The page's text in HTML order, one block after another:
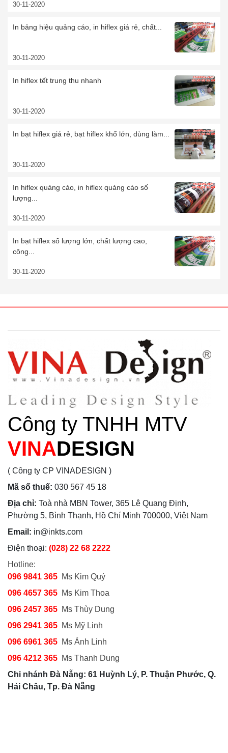
30-11-2020
In bảng hiệu quảng cáo, in hiflex giá rẻ, chất...
30-11-2020
In hiflex tết trung thu nhanh
30-11-2020
In bạt hiflex giá rẻ, bạt hiflex khổ lớn, dùng làm...
30-11-2020
In hiflex quảng cáo, in hiflex quảng cáo số
lượng...
30-11-2020
In bạt hiflex số lượng lớn, chất lượng cao,
công...
30-11-2020
Công ty TNHH MTV
VINADESIGN
( Công ty CP VINADESIGN )
Mã số thuế: 030 567 45 18
Địa chỉ: Toà nhà MBN Tower, 365 Lê Quang Định,
Phường 5, Bình Thạnh, Hồ Chí Minh 700000, Việt Nam
Email: in@inkts.com
Điện thoại: (028) 22 68 2222
Hotline:
096 9841 365 Ms Kim Quý
096 4657 365 Ms Kim Thoa
096 2457 365 Ms Thùy Dung
096 2941 365 Ms Mỹ Linh
096 6961 365 Ms Ánh Linh
096 4212 365 Ms Thanh Dung
Chi nhánh Đà Nẵng: 61 Huỳnh Lý, P. Thuận Phước, Q.
Hải Châu, Tp. Đà Nẵng